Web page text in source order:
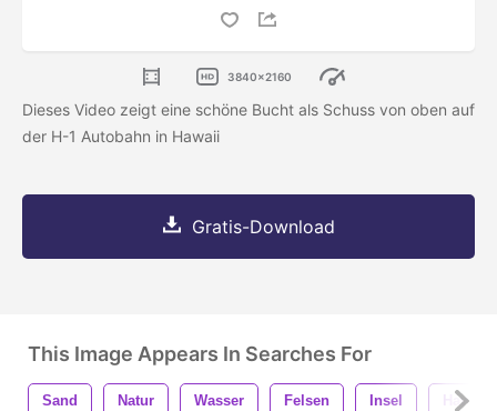
3840x2160
Dieses Video zeigt eine schöne Bucht als Schuss von oben auf
der H-1 Autobahn in Hawaii
Gratis-Download
This Image Appears In Searches For
Sand Natur Wasser Felsen Insel Hawaii